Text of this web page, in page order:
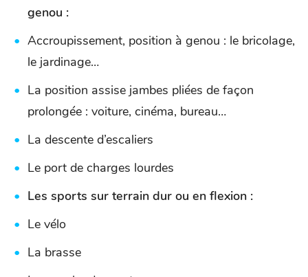
genou :
Accroupissement, position à genou : le bricolage,
le jardinage…
La position assise jambes pliées de façon
prolongée : voiture, cinéma, bureau…
La descente d’escaliers
Le port de charges lourdes
Les sports sur terrain dur ou en flexion :
Le vélo
La brasse